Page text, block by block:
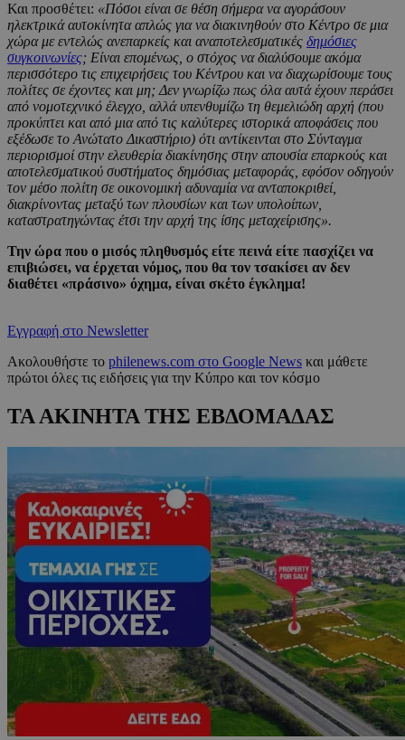
Και προσθέτει: «Πόσοι είναι σε θέση σήμερα να αγοράσουν
ηλεκτρικά αυτοκίνητα απλώς για να διακινηθούν στο Κέντρο σε μια
χώρα με εντελώς ανεπαρκείς και αναποτελεσματικές δημόσιες
συγκοινωνίες; Είναι επομένως, ο στόχος να διαλύσουμε ακόμα
περισσότερο τις επιχειρήσεις του Κέντρου και να διαχωρίσουμε τους
πολίτες σε έχοντες και μη; Δεν γνωρίζω πως όλα αυτά έχουν περάσει
από νομοτεχνικό έλεγχο, αλλά υπενθυμίζω τη θεμελιώδη αρχή (που
προκύπτει και από μια από τις καλύτερες ιστορικά αποφάσεις που
εξέδωσε το Ανώτατο Δικαστήριο) ότι αντίκεινται στο Σύνταγμα
περιορισμοί στην ελευθερία διακίνησης στην απουσία επαρκούς και
αποτελεσματικού συστήματος δημόσιας μεταφοράς, εφόσον οδηγούν
τον μέσο πολίτη σε οικονομική αδυναμία να ανταποκριθεί,
διακρίνοντας μεταξύ των πλουσίων και των υπολοίπων,
καταστρατηγώντας έτσι την αρχή της ίσης μεταχείρισης».
Την ώρα που ο μισός πληθυσμός είτε πεινά είτε πασχίζει να
επιβιώσει, να έρχεται νόμος, που θα τον τσακίσει αν δεν
διαθέτει «πράσινο» όχημα, είναι σκέτο έγκλημα!
Εγγραφή στο Newsletter
Ακολουθήστε το philenews.com στο Google News και μάθετε
πρώτοι όλες τις ειδήσεις για την Κύπρο και τον κόσμο
ΤΑ ΑΚΙΝΗΤΑ ΤΗΣ ΕΒΔΟΜΑΔΑΣ